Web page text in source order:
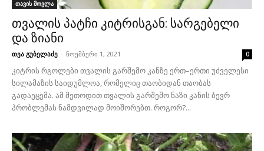
თავის მოვლა
თვალის პატჩი კიტრისგან: სარგებელი
და ზიანი
თეა გუბელაძე - ნოემბერი 1, 2021 0
კიტრის რგოლები თვალის გარშემო კანზე ერთ–ერთი უძველესი
სილამაზის საიდუმლოა, რომელიც თაობიდან თაობას
გადაეცემა. ამ მეთოდით თვალის გარშემო ნაზი კანის ბევრ
პრობლემას ნამდვილად მოიშორებთ. როგორ?...